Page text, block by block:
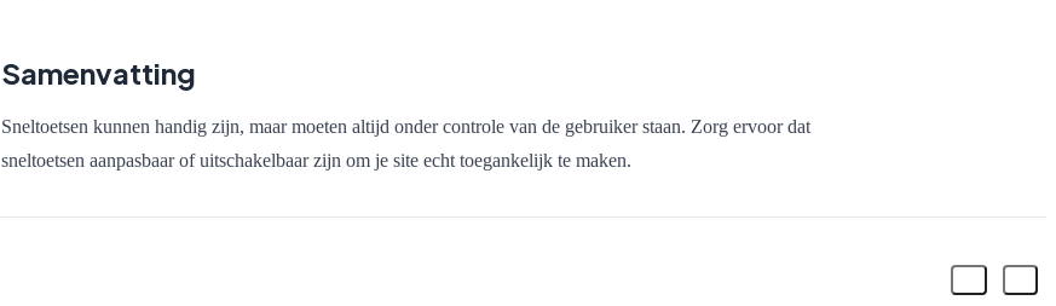
Samenvatting
Sneltoetsen kunnen handig zijn, maar moeten altijd onder controle van de gebruiker staan. Zorg ervoor dat
sneltoetsen aanpasbaar of uitschakelbaar zijn om je site echt toegankelijk te maken.